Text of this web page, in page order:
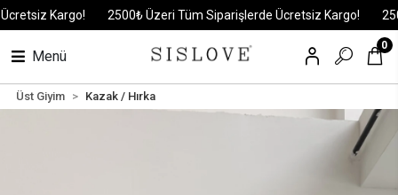
Kargo! 2500₺ Üzeri Tüm Siparişlerde Ücretsiz Kargo! 2500₺
Menü
0
Üst Giyim Kazak / Hırka